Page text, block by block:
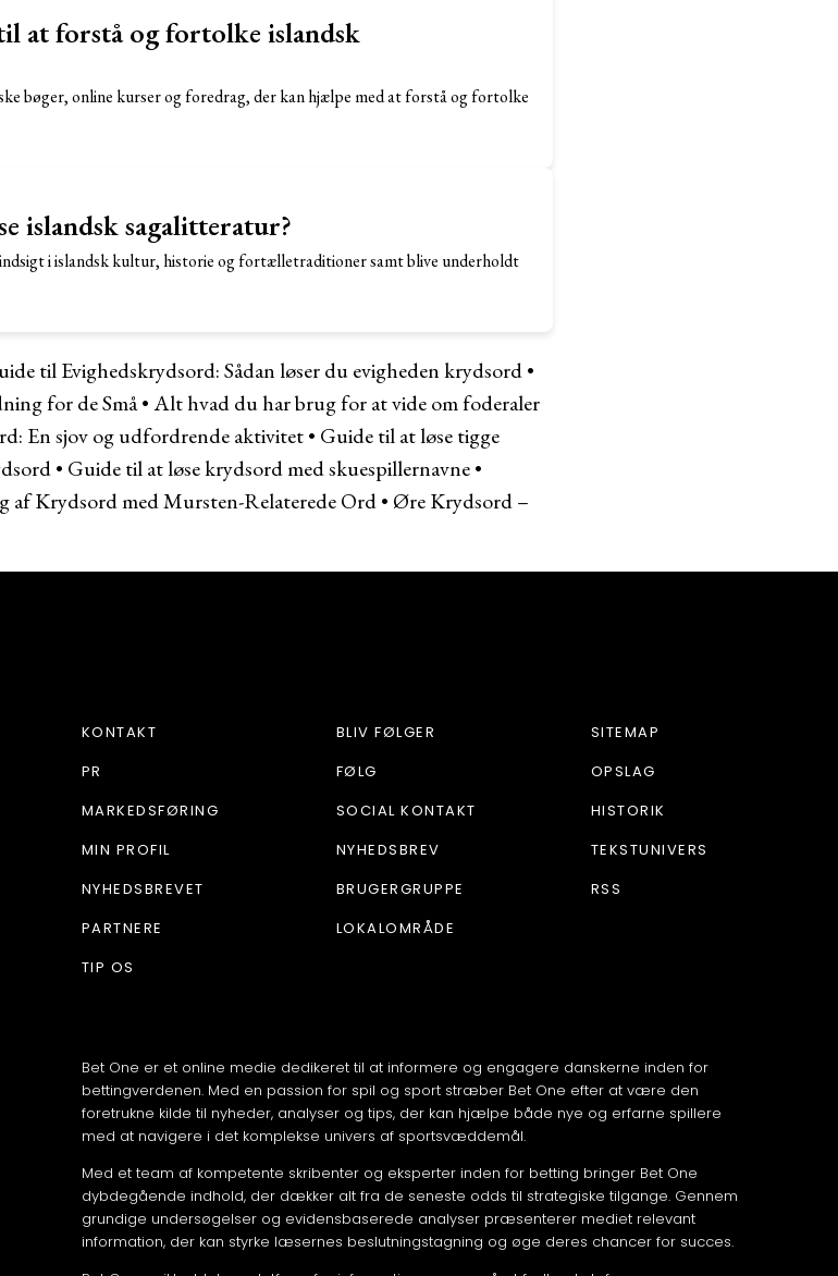
at forstå og fortolke islandsk
bøger, online kurser og foredrag, der kan hjælpe med at forstå og fortolke
islandsk sagalitteratur?
i islandsk kultur, historie og fortælletraditioner samt blive underholdt
til Evighedskrydsord: Sådan løser du evigheden krydsord•
for de Små•Alt hvad du har brug for at vide om foderaler
En sjov og udfordrende aktivitet• Guide til at løse tigge
• Guide til at løse krydsord med skuespillernavne•
Krydsord med Mursten-Relaterede Ord• Øre Krydsord –
Bet One er et online medie dedikeret til at informere og engagere danskerne inden for
bettingverdenen. Med en passion for spil og sport stræber Bet One efter at være den
foretrukne kilde til nyheder, analyser og tips, der kan hjælpe både nye og erfarne spillere
med at navigere i det komplekse univers af sportsvæddemål.
Med et team af kompetente skribenter og eksperter inden for betting bringer Bet One
dybdegående indhold, der dækker alt fra de seneste odds til strategiske tilgange. Gennem
grundige undersøgelser og evidensbaserede analyser præsenterer mediet relevant
information, der kan styrke læsernes beslutningstagning og øge deres chancer for succes.
KONTAKT
PR
MARKEDSFØRING
MIN PROFIL
NYHEDSBREVET
PARTNERE
TIP OS
BLIV FØLGER
FØLG
SOCIAL KONTAKT
NYHEDSBREV
BRUGERGRUPPE
LOKALOMRÅDE
SITEMAP
OPSLAG
HISTORIK
TEKSTUNIVERS
RSS